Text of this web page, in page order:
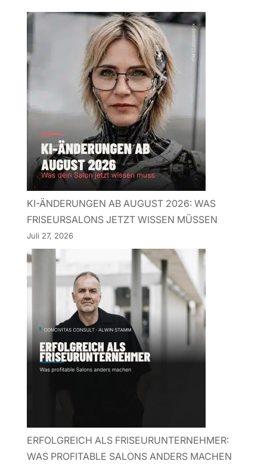
KI-ÄNDERUNGEN AB AUGUST 2026: WAS
FRISEURSALONS JETZT WISSEN MÜSSEN
Juli 27, 2026
ERFOLGREICH ALS FRISEURUNTERNEHMER:
WAS PROFITABLE SALONS ANDERS MACHEN